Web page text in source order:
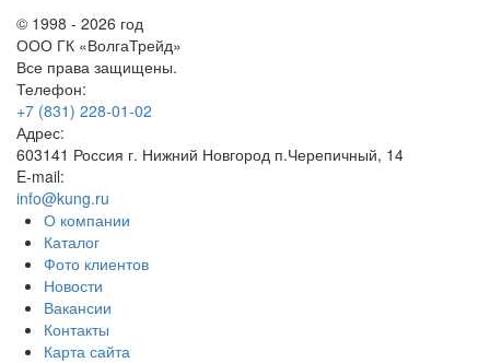
© 1998 - 2026 год
ООО ГК «ВолгаТрейд»
Все права защищены.
Телефон:
+7 (831) 228-01-02
Адрес:
603141 Россия г. Нижний Новгород п.Черепичный, 14
E-mail:
info@kung.ru
О компании
Каталог
Фото клиентов
Новости
Вакансии
Контакты
Карта сайта